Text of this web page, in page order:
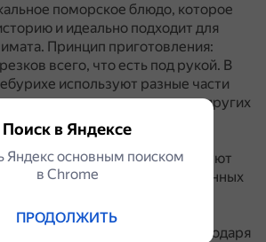
поморское блюдо, которое
и идеально подходит для
Принцип приготовления:
всего, что есть под рукой. В
используют разные части
после приготовления других
хвост, плавники, молоки,
Для их приготовления используют
ягель, собранный в отдалённых
области.
и высушивают, а затем
ягодном сиропе.
Благодаря
Поиск в Яндексе
Яндекс основным поиском
в Сhrome
ПРОДОЛЖИТЬ